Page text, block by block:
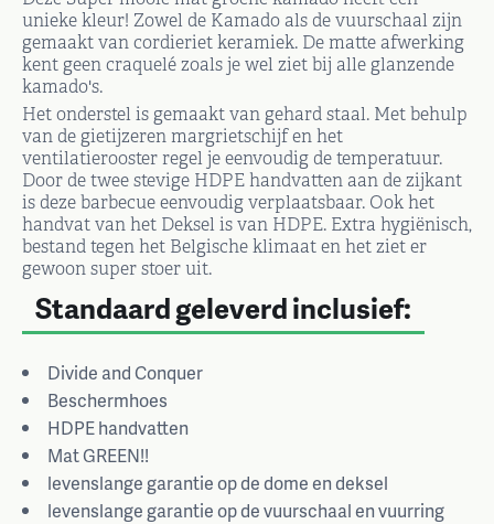
unieke kleur! Zowel de Kamado als de vuurschaal zijn
gemaakt van cordieriet keramiek. De matte afwerking
kent geen craquelé zoals je wel ziet bij alle glanzende
kamado's.
Het onderstel is gemaakt van gehard staal. Met behulp
van de gietijzeren margrietschijf en het
ventilatierooster regel je eenvoudig de temperatuur.
Door de twee stevige HDPE handvatten aan de zijkant
is deze barbecue eenvoudig verplaatsbaar. Ook het
handvat van het Deksel is van HDPE. Extra hygiënisch,
bestand tegen het Belgische klimaat en het ziet er
gewoon super stoer uit.
Standaard geleverd inclusief:
Divide and Conquer
Beschermhoes
HDPE handvatten
Mat GREEN!!
levenslange garantie op de dome en deksel
levenslange garantie op de vuurschaal en vuurring